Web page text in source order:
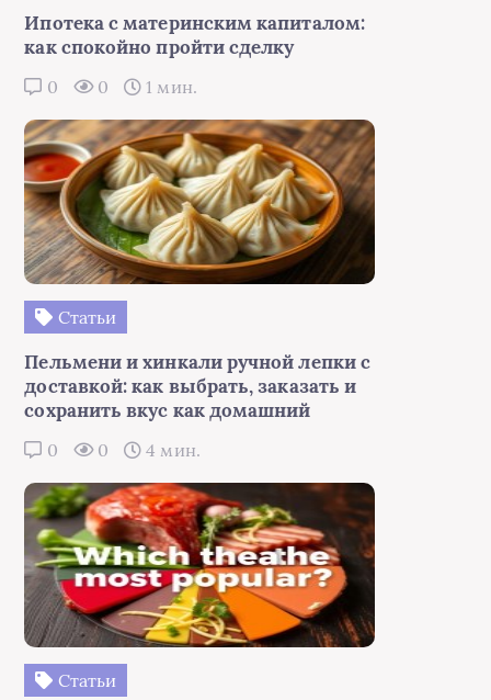
Ипотека с материнским капиталом:
как спокойно пройти сделку
0 0 1 мин.
Статьи
Пельмени и хинкали ручной лепки с
доставкой: как выбрать, заказать и
сохранить вкус как домашний
0 0 4 мин.
Статьи